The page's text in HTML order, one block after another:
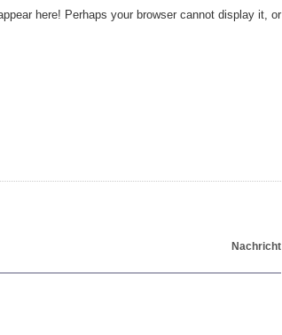
here! Perhaps your browser cannot display it, or
Nachricht